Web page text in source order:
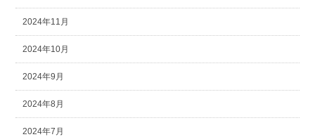
2024年11月
2024年10月
2024年9月
2024年8月
2024年7月